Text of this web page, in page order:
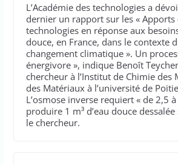
L’Académie des technologies a
dernier un rapport sur les « Apports
technologies en réponse aux
douce, en France, dans le contexte
changement climatique ». Un
énergivore », indique Benoît
chercheur à l’Institut de Chimie des
des Matériaux à l’université de
L’osmose inverse requiert « de 2,5
produire 1 m³ d’eau douce
le chercheur.